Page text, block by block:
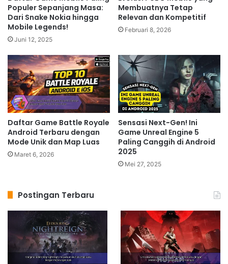
tidak berarti permainan ini mudah. Membangun tim
yang kuat dan efektif membutuhkan strategi yang
matang dan pemahaman mendalam terhadap
karakter-karakter di
perlu mengoptimalkanskill synergyantar karakter, dan
juga mengelola sumber daya dengan bijak.
Related Articles
Mengapa Clash Royale Masih
Menjadi Favorit? Ini Keunggulan
Gameplay Strategi yang Sulit
Event Global Pokémon GO Terbaru
Koleksi Pokémon Unik
1 hari ago
Wuthering Waves Hadir dengan
Populer Sepanjang Masa:
Dari Snake Nokia hingga
Mobile Legends!
Juni 12, 2025
Membuatnya Tetap
Relevan dan Kompetitif
Februari 8, 2026
Daftar Game Battle Royale
Android Terbaru dengan
Mode Unik dan Map Luas
Maret 6, 2026
Sensasi Next-Gen! Ini
Game Unreal Engine 5
Paling Canggih di Android
2025
Mei 27, 2025
Postingan Terbaru